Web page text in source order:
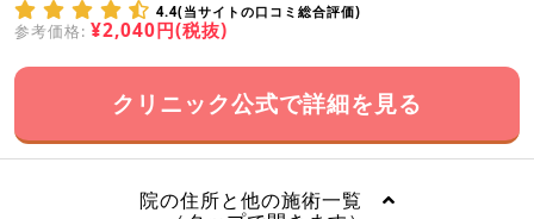
4.4(当サイトの口コミ総合評価)
参考価格: ¥2,040円(税抜)
クリニック公式で詳細を見る
院の住所と他の施術一覧